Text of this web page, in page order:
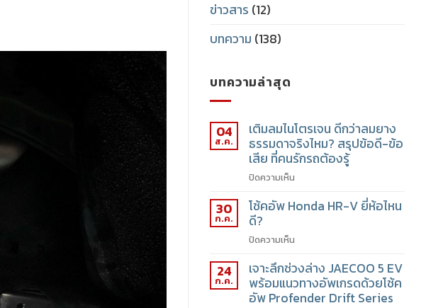
ข่าวสาร (12)
บทความ (138)
บทความล่าสุด
04
ส.ค.
เติมลมไนโตรเจน ดีกว่าลมยาง
ธรรมดาจริงไหม? สรุปข้อดี-ข้อ
เสีย ที่คนรักรถต้องรู้
ปิดความเห็น
30
ก.ค.
โช้คอัพ Honda HR-V ยี่ห้อไหน
ดี?
ปิดความเห็น
24
ก.ค.
เจาะลึกช่วงล่าง JAECOO 5 EV
พร้อมแนวทางอัพเกรดด้วยโช้ค
อัพ Profender Drift Series